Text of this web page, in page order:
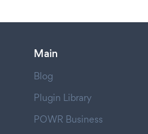
Main
Blog
Plugin Library
POWR Business